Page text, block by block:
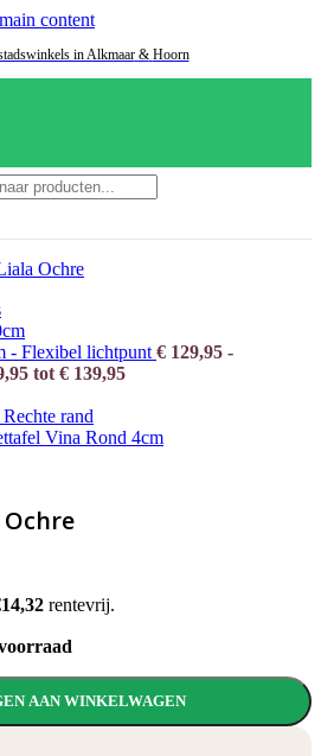
content
in Alkmaar & Hoorn
- Flexibel lichtpunt € 129,95 -
tot € 139,95
Vina Rond 4cm
rentevrij.
AAN WINKELWAGEN